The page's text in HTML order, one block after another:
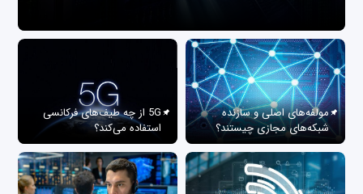
مولفه‌های اصلی و سازنده
شبکه‌های مجازی چیستند؟
5G از چه طیف‌های فرکانسی
استفاده می‌کند؟